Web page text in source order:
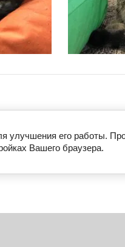
жизнь Форма для оплаты
улучшения его работы.
Вашего браузера.